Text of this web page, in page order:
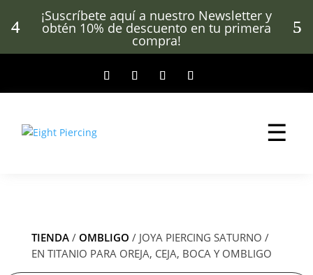
¡Suscríbete aquí a nuestro Newsletter y
obtén 10% de descuento en tu primera
compra!
☰
TIENDA/ OMBLIGO / JOYA PIERCING SATURNO /
EN TITANIO PARA OREJA, CEJA, BOCA Y OMBLIGO